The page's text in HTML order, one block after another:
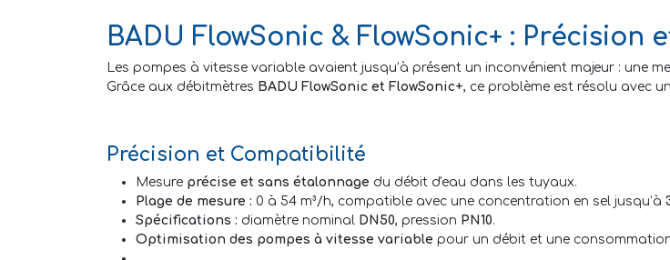
BADU FlowSonic & FlowSonic+ : Précision
Les pompes à vitesse variable avaient jusqu’à présent un inconvénient majeur : une
Grâce aux débitmètres BADU FlowSonic et FlowSonic+, ce problème est résolu avec
Précision et Compatibilité
Mesure précise et sans étalonnage du débit d'eau dans les tuyaux.
Plage de mesure : 0 à 54 m³/h, compatible avec une concentration en sel jusqu’à
Spécifications : diamètre nominal DN50, pression PN10.
Optimisation des pompes à vitesse variable pour un débit et une